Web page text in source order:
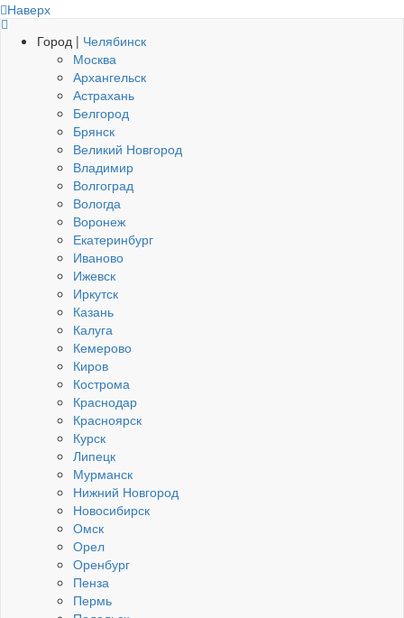
Наверх
Город | Челябинск
Москва
Архангельск
Астрахань
Белгород
Брянск
Великий Новгород
Владимир
Волгоград
Вологда
Воронеж
Екатеринбург
Иваново
Ижевск
Иркутск
Казань
Калуга
Кемерово
Киров
Кострома
Краснодар
Красноярск
Курск
Липецк
Мурманск
Нижний Новгород
Новосибирск
Омск
Орел
Оренбург
Пенза
Пермь